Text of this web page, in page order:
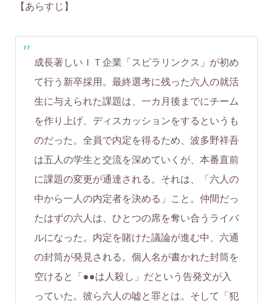
【あらすじ】
成長著しいＩＴ企業「スピラリンクス」が初め
て行う新卒採用。最終選考に残った六人の就活
生に与えられた課題は、一カ月後までにチーム
を作り上げ、ディスカッションをするというも
のだった。全員で内定を得るため、波多野祥吾
は五人の学生と交流を深めていくが、本番直前
に課題の変更が通達される。それは、「六人の
中から一人の内定者を決める」こと。仲間だっ
たはずの六人は、ひとつの席を奪い合うライバ
ルになった。内定を賭けた議論が進む中、六通
の封筒が発見される。個人名が書かれた封筒を
空けると「●●は人殺し」だという告発文が入
っていた。彼ら六人の嘘と罪とは。そして「犯